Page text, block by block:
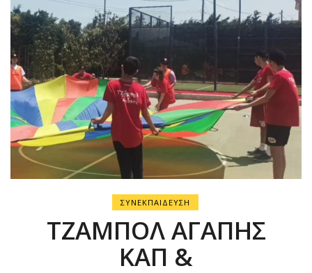
ΣΥΝΕΚΠΑΙΔΕΥΣΗ
ΤΖΑΜΠΟΛ ΑΓΑΠΗΣ
ΚΑΠ &